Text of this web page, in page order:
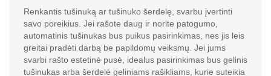
Renkantis tušinuką ar tušinuko šerdelę, svarbu įvertinti
savo poreikius. Jei rašote daug ir norite patogumo,
automatinis tušinukas bus puikus pasirinkimas, nes jis leis
greitai pradėti darbą be papildomų veiksmų. Jei jums
svarbi rašto estetinė pusė, idealus pasirinkimas bus gelinis
tušinukas arba šerdelė geliniams rašikliams, kurie suteikia